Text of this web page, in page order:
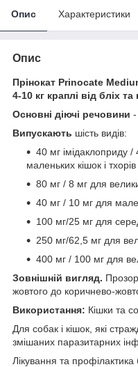
Опис Характеристики
Опис
Прінокат Prinocate
4-10 кг краплі від бліх
Основні діючі речовини -
Випускають шість видів:
40 мг імідаклоприду
маленьких кішок і тхорів
80 мг / 8 мг для
40 мг / 10 мг для
100 мг/25 мг для
250 мг/62,5 мг для
400 мг / 100 мг для
Зовнішній вигляд.
жовтого до коричнево-
Використання: Кішки та
Для собак і кішок, які
змішаних паразитарних
Лікування та